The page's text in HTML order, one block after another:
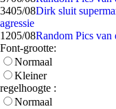
3405/08Dirk sluit
agressie
1205/08Random Pics van
Font-grootte:
Normaal
Kleiner
regelhoogte :
Normaal